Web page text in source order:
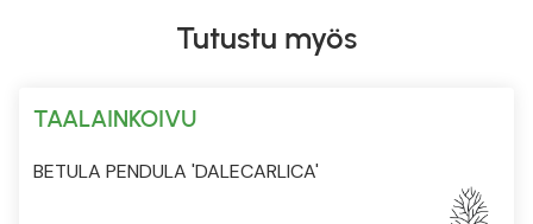
Tutustu myös
TAALAINKOIVU
BETULA PENDULA 'DALECARLICA'